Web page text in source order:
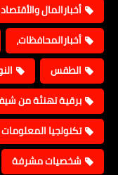
أخبارالمال والأقتصاد
أخبارالمحافظات،
الطقس
برقية تهنئة من
تكنولجيا المعلومات
شخصيات مشرفة